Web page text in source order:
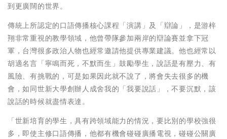
到更廣闊的世界。
傳統上所認定的口語傳播核心課程「演講」及「辯論」，是游梓
翔非常重視的教學領域，他曾帶隊參加兩岸的辯論賽並拿下冠
軍，台灣很多政治人物也經常邀請他提供專業建議。他也經常以
胡適名言「寧鳴而死，不默而生」鼓勵學生，說話是有壓力、有
風險、有挑戰的，可是如果因此就不說了，將會失去很多的機
會，如同世新大學創辦人成舍我的「我要說話」，不要沉默，該
說話的時候就盡情表達。
「世新培育的學生，具有跨領域能力的情況，要比別的學校強很
多，即使主修口語傳播，他都有機會碰碰廣播電視，碰碰公關廣